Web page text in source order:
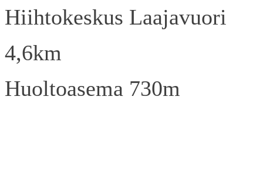
Hiihtokeskus Laajavuori
4,6km
Huoltoasema 730m